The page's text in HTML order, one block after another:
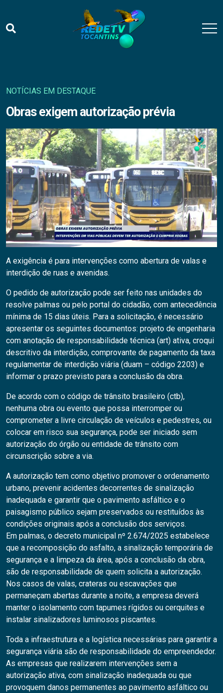
NOTÍCIAS EM DESTAQUE
Obras exigem autorização prévia
A exigência é para intervenções como abertura de valas e
interdição de ruas e avenidas.
O pedido de autorização pode ser feito nas unidades do
resolve palmas ou pelo portal do cidadão, com antecedência
mínima de 15 dias úteis. Para a solicitação, é necessário
apresentar os seguintes documentos: projeto de engenharia
com anotação de responsabilidade técnica (art) ativa, croqui
descritivo da interdição, comprovante de pagamento da taxa
regulamentar de interdição viária (duam – código 2203) e
informar o prazo previsto para a conclusão da obra.
De acordo com o código de trânsito brasileiro (ctb),
nenhuma obra ou evento que possa interromper ou
comprometer a livre circulação de veículos e pedestres, ou
colocar em risco sua segurança, pode ser iniciado sem
autorização do órgão ou entidade de trânsito com
circunscrição sobre a via.
A autorização tem como objetivo promover o ordenamento
urbano, prevenir acidentes decorrentes de sinalização
inadequada e garantir que o pavimento asfáltico e o
paisagismo público sejam preservados ou restituídos às
condições originais após a conclusão dos serviços.
Em palmas, o decreto municipal nº 2.674/2025 estabelece
que a recomposição do asfalto, a sinalização temporária de
segurança e a limpeza da área, após a conclusão da obra,
são de responsabilidade de quem solicita a autorização.
Nos casos de valas, crateras ou escavações que
permaneçam abertas durante a noite, a empresa deverá
manter o isolamento com tapumes rígidos ou cerquites e
instalar sinalizadores luminosos piscantes.
Toda a infraestrutura e a logística necessárias para garantir a
segurança viária são de responsabilidade do empreendedor.
As empresas que realizarem intervenções sem a
autorização ativa, com sinalização inadequada ou que
provoquem danos permanentes ao pavimento asfáltico ou